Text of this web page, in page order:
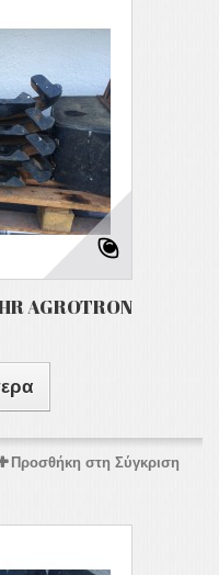
AGROTRON
Προσθήκη στη Σύγκριση